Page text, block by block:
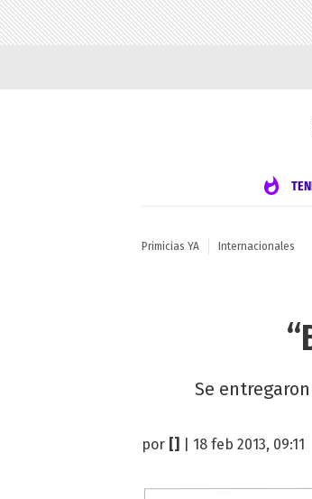
Primicias YA Internacionales
Se
por | 18 feb 2013, 09:11